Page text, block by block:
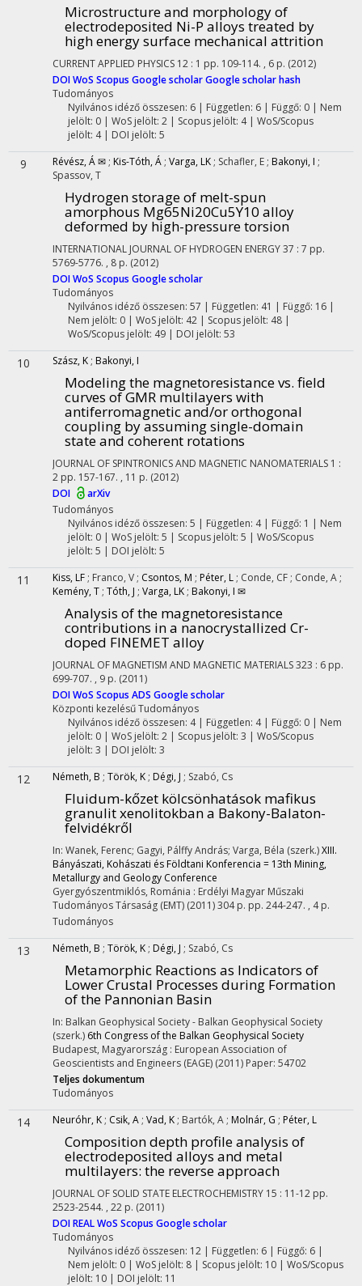
Microstructure and morphology of
electrodeposited Ni-P alloys treated by
high energy surface mechanical attrition
CURRENT APPLIED PHYSICS 12 : 1 pp. 109-114. , 6 p. (2012)
DOIWoS Scopus Google scholarGoogle scholar hash
Tudományos
Nyilvános idéző összesen: 6| Független: 6 | Függő: 0 | Nem
jelölt: 0 | WoS jelölt: 2 | Scopus jelölt: 4 | WoS/Scopus
jelölt: 4 | DOI jelölt: 5
9 Révész, Á ✉ ; Kis-Tóth, Á ; Varga, LK ; Schafler, E ; Bakonyi, I ;
Spassov, T
Hydrogen storage of melt-spun
amorphous Mg65Ni20Cu5Y10 alloy
deformed by high-pressure torsion
INTERNATIONAL JOURNAL OF HYDROGEN ENERGY37 : 7 pp.
5769-5776. , 8 p. (2012)
DOIWoS Scopus Google scholar
Tudományos
Nyilvános idéző összesen: 57 | Független: 41 | Függő: 16 |
Nem jelölt: 0 | WoS jelölt: 42 | Scopus jelölt: 48 |
WoS/Scopus jelölt: 49 | DOI jelölt: 53
10 Szász, K ; Bakonyi, I
Modeling the magnetoresistance vs. field
curves of GMR multilayers with
antiferromagnetic and/or orthogonal
coupling by assuming single-domain
state and coherent rotations
JOURNAL OF SPINTRONICS AND MAGNETIC NANOMATERIALS 1 :
2 pp. 157-167. , 11 p. (2012)
DOI
arXiv
Tudományos
Nyilvános idéző összesen: 5 | Független: 4 | Függő: 1 | Nem
jelölt: 0 | WoS jelölt: 5 | Scopus jelölt: 5 | WoS/Scopus
jelölt: 5 | DOI jelölt: 5
11 Kiss, LF ; Franco, V ; Csontos, M ; Péter, L ; Conde, CF ; Conde, A ;
Kemény, T ; Tóth, J ; Varga, LK ; Bakonyi, I ✉
Analysis of the magnetoresistance
contributions in a nanocrystallized Cr-
doped FINEMET alloy
JOURNAL OF MAGNETISM AND MAGNETIC MATERIALS323 : 6 pp.
699-707. , 9 p. (2011)
DOIWoS Scopus ADS Google scholar
Központi kezelésűTudományos
Nyilvános idéző összesen: 4| Független: 4 | Függő: 0 | Nem
jelölt: 0 | WoS jelölt: 2 | Scopus jelölt: 3 | WoS/Scopus
jelölt: 3 | DOI jelölt: 3
12 Németh, B ; Török, K ; Dégi, J ; Szabó, Cs
Fluidum-kőzet kölcsönhatások mafikus
granulit xenolitokban a Bakony-Balaton-
felvidékről
In: Wanek, Ferenc; Gagyi, Pálffy András; Varga, Béla (szerk.)XIII.
Bányászati, Kohászati és Földtani Konferencia = 13th Mining,
Metallurgy and Geology Conference
Gyergyószentmiklós, Románia : Erdélyi Magyar Műszaki
Tudományos Társaság (EMT) (2011)304 p. pp. 244-247. , 4 p.
Tudományos
13 Németh, B ; Török, K ; Dégi, J ; Szabó, Cs
Metamorphic Reactions as Indicators of
Lower Crustal Processes during Formation
of the Pannonian Basin
In: Balkan Geophysical Society - Balkan Geophysical Society
(szerk.) 6th Congress of the Balkan Geophysical Society
Budapest, Magyarország : European Association of
Geoscientists and Engineers (EAGE) (2011) Paper: 54702
Teljes dokumentum
Tudományos
14 Neuróhr, K ; Csik, A ; Vad, K ; Bartók, A ; Molnár, G ; Péter, L
Composition depth profile analysis of
electrodeposited alloys and metal
multilayers: the reverse approach
JOURNAL OF SOLID STATE ELECTROCHEMISTRY 15 : 11-12 pp.
2523-2544. , 22 p. (2011)
DOIREALWoS Scopus Google scholar
Tudományos
Nyilvános idéző összesen: 12| Független: 6 | Függő: 6 |
Nem jelölt: 0 | WoS jelölt: 8 | Scopus jelölt: 10 | WoS/Scopus
jelölt: 10 | DOI jelölt: 11